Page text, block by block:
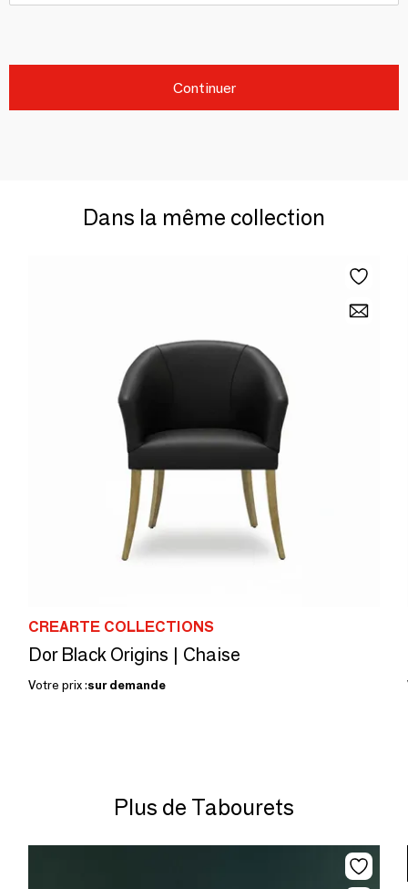
Continuer
Dans la même collection
CREARTE COLLECTIONS
Dor Black Origins | Chaise
Votre prix :sur demande
Plus de Tabourets